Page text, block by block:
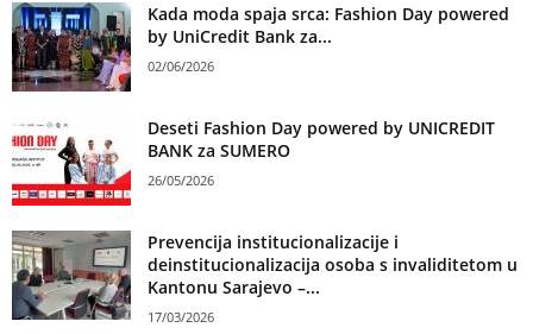
Kada moda spaja srca: Fashion Day powered
by UniCredit Bank za...
02/06/2026
Deseti Fashion Day powered by UNICREDIT
BANK za SUMERO
26/05/2026
Prevencija institucionalizacije i
deinstitucionalizacija osoba s invaliditetom u
Kantonu Sarajevo –...
17/03/2026